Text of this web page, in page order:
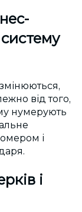
від того,
нумерують
і
і